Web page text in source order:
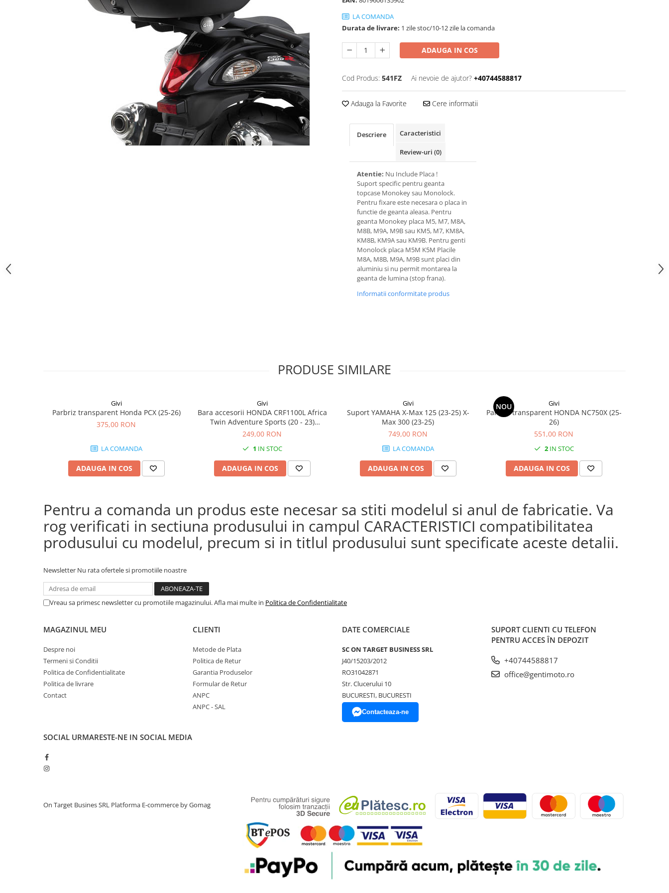
LA COMANDA
Durata de livrare: 1 zile stoc/10-12 zile la comanda
ADAUGA IN COS
Cod Produs: 541FZ Ai nevoie de ajutor? +40744588817
Adauga la Favorite Cere informatii
Descriere Caracteristici
Review-uri (0)
Atentie: Nu Include Placa !
Suport specific pentru geanta
topcase Monokey sau Monolock.
Pentru fixare este necesara o placa in
functie de geanta aleasa. Pentru
geanta Monokey placa M5, M7, M8A,
M8B, M9A, M9B sau KM5, M7, KM8A,
KM8B, KM9A sau KM9B. Pentru genti
Monolock placa M5M K5M Placile
M8A, M8B, M9A, M9B sunt placi din
aluminiu si nu permit montarea la
geanta de lumina (stop frana).
Informatii conformitate produs
PRODUSE SIMILARE
Givi
Parbriz transparent Honda PCX (25-26)
375,00 RON
LA COMANDA
ADAUGA IN COS
Givi
Bara accesorii HONDA CRF1100L Africa
Twin Adventure Sports (20 - 23)
CRF1100L Africa Twin Adventure Sports
CRF1100L Africa Twin (20 - 23)
249,00 RON
1 IN STOC
ADAUGA IN COS
Givi
Suport YAMAHA X-Max 125 (23-25) X-
Max 300 (23-25)
749,00 RON
LA COMANDA
ADAUGA IN COS
NOU Givi
Parbriz transparent HONDA NC750X (25-
26)
551,00 RON
2IN STOC
ADAUGA IN COS
Pentru a comanda un produs este necesar sa stiti modelul si anul de fabricatie. Va
rog verificati in sectiuna produsului in campul CARACTERISTICI compatibilitatea
produsului cu modelul, precum si in titlul produsului sunt specificate aceste detalii.
Newsletter Nu rata ofertele si promotiile noastre
Vreau sa primesc newsletter cu promotiile magazinului. Afla mai multe in Politica de Confidentialitate
MAGAZINUL MEU
Despre noi
Termeni si Conditii
Politica de Confidentialitate
Politica de livrare
Contact
CLIENTI
Metode de Plata
Politica de Retur
Garantia Produselor
Formular de Retur
ANPC
ANPC - SAL
DATE COMERCIALE
SC ON TARGET BUSINESS SRL
J40/15203/2012
RO31042871
Str. Clucerului 10
BUCURESTI, BUCURESTI
Contacteaza-ne
SUPORT CLIENTI CU TELEFON
PENTRU ACCES ÎN DEPOZIT
+40744588817
office@gentimoto.ro
SOCIAL URMARESTE-NE IN SOCIAL MEDIA
On Target Busines SRL Platforma E-commerce by Gomag